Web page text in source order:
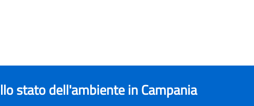
stato dell'ambiente in Campania